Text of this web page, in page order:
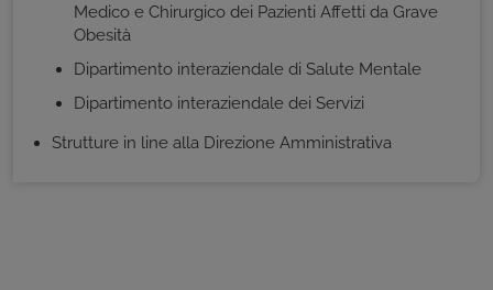
Medico e Chirurgico dei Pazienti Affetti da Grave
Obesità
Dipartimento interaziendale di Salute Mentale
Dipartimento interaziendale dei Servizi
Strutture in line alla Direzione Amministrativa